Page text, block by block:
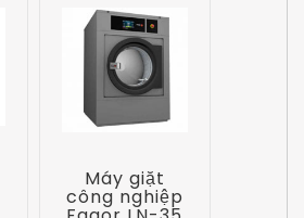
Máy giặt
công nghiệp